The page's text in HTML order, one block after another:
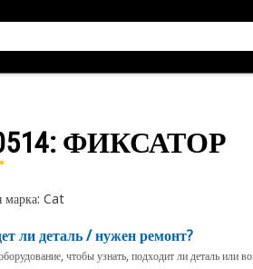
: ФИКСАТОР
марка: Cat
ли деталь / нужен ремонт?
чтобы узнать, подходит ли деталь или